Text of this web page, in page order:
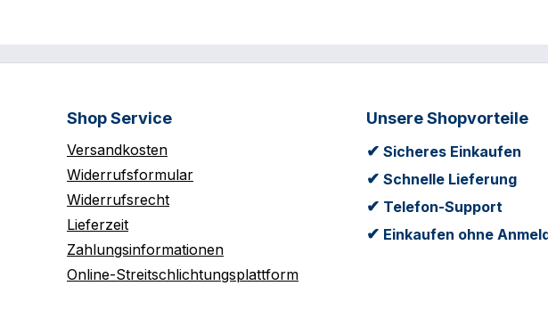
Shop Service
Versandkosten
Widerrufsformular
Widerrufsrecht
Lieferzeit
Zahlungsinformationen
Online-Streitschlichtungsplattform
Unsere Shopvorteile
✔ Sicheres Einkaufen
✔ Schnelle Lieferung
✔ Telefon-Support
✔ Einkaufen ohne